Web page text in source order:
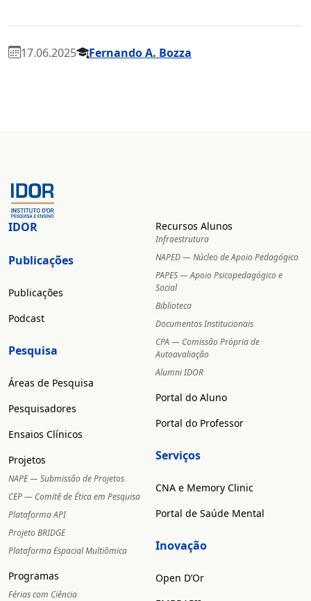
17.06.2025 Fernando A. Bozza
IDOR
Publicações
Publicações
Podcast
Pesquisa
Áreas de Pesquisa
Pesquisadores
Ensaios Clínicos
Projetos
NAPE — Submissão de Projetos
CEP — Comitê de Ética em Pesquisa
Plataforma API
Projeto BRIDGE
Plataforma Espacial Multiômica
Programas
Férias com Ciência
Recursos Alunos
Infraestrutura
NAPED — Núcleo de Apoio Pedagógico
PAPES — Apoio Psicopedagógico e
Social
Biblioteca
Documentos Institucionais
CPA — Comissão Própria de
Autoavaliação
Alumni IDOR
Portal do Aluno
Portal do Professor
Serviços
CNA e Memory Clinic
Portal de Saúde Mental
Inovação
Open D’Or